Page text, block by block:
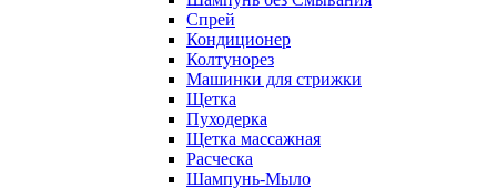
Спрей
Кондиционер
Колтунорез
Машинки для стрижки
Щетка
Пуходерка
Щетка массажная
Расческа
Шампунь-Мыло